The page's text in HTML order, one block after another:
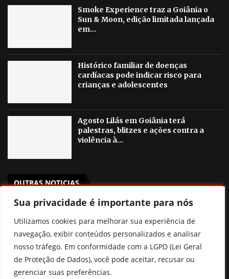
Sua privacidade é importante para nós
Utilizamos cookies para melhorar sua experiência de
navegação, exibir conteúdos personalizados e analisar
nosso tráfego. Em conformidade com a LGPD (Lei Geral
de Proteção de Dados), você pode aceitar, recusar ou
gerenciar suas preferências.
Smoke Experience traz a Goiânia o
Sun & Moon, edição limitada lançada
em...
Histórico familiar de doenças
cardíacas pode indicar risco para
crianças e adolescentes
Agosto Lilás em Goiânia terá
palestras, blitzes e ações contra a
violência à...
OUTRAS NOTICIAS
Poliana Rocha elogia Zé Felipe e Neymar como pais
Prefeitura de Goiânia discute mudanças nas regras de
consignados para servidores
Xuxa revela que pensou em deixar o Brasil por
intolerância